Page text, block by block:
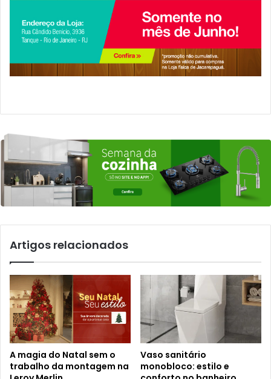
Artigos relacionados
A magia do Natal sem o
trabalho da montagem na
Vaso sanitário
monobloco: estilo e